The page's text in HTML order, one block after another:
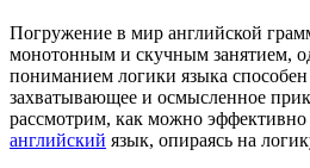
Погружение в мир английской
монотонным и скучным занятием,
пониманием логики языка способен
захватывающее и осмысленное
рассмотрим, как можно эффективно
английский язык, опираясь на